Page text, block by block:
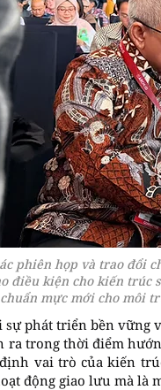
phiên họp và trao đổi
điều kiện cho kiến trúc
mực mới cho môi
sự phát triển bền vững
ra trong thời điểm
vai trò của kiến
động giao lưu mà là